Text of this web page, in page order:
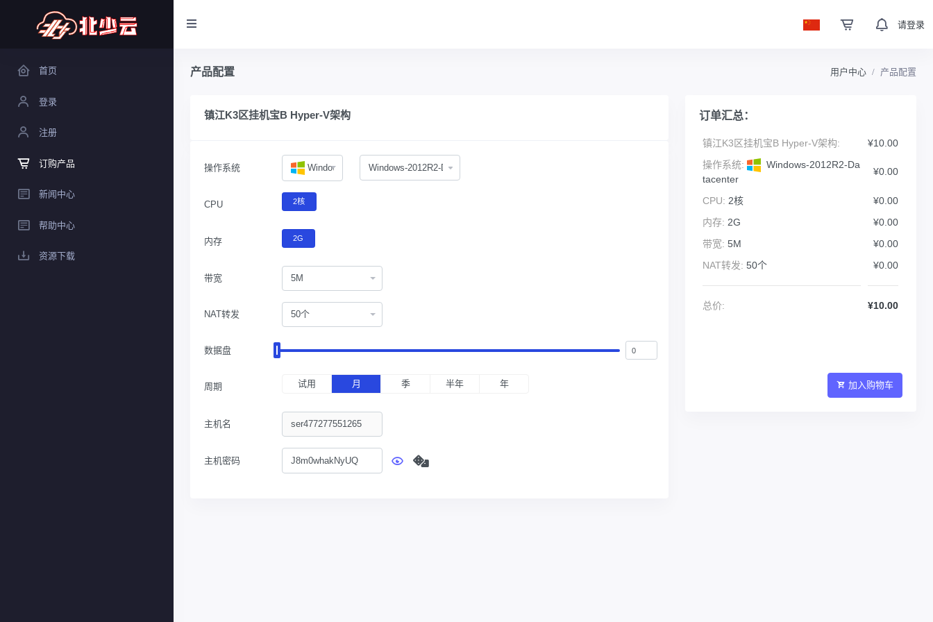
请登录
首页
登录
注册
订购产品
新闻中心
帮助中心
资源下载
产品配置 用户中心 产品配置
镇江K3区挂机宝B Hyper-V架构
操作系统 Windows
CPU 2核
内存 2G
带宽 5M
NAT转发 50个
数据盘
周期 试用 月 季 半年 年
主机名
主机密码
订单汇总：
镇江K3区挂机宝B Hyper-V架构:
¥10.00
操作系统:
Windows-2012R2-Da
tacenter
¥0.00
CPU: 2核
¥0.00
内存: 2G
¥0.00
带宽: 5M
¥0.00
NAT转发: 50个 ¥0.00
总价: ¥10.00
加入购物车